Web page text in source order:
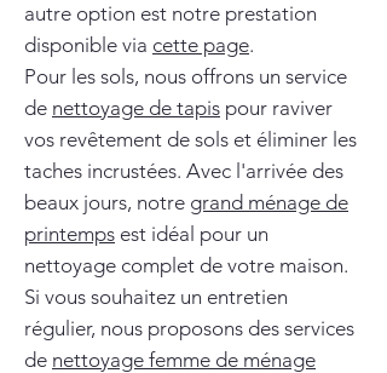
autre option est notre prestation
disponible via cette page.
Pour les sols, nous offrons un service
de nettoyage de tapis pour raviver
vos revêtement de sols et éliminer les
taches incrustées. Avec l'arrivée des
beaux jours, notre grand ménage de
printemps est idéal pour un
nettoyage complet de votre maison.
Si vous souhaitez un entretien
régulier, nous proposons des services
de nettoyage femme de ménage